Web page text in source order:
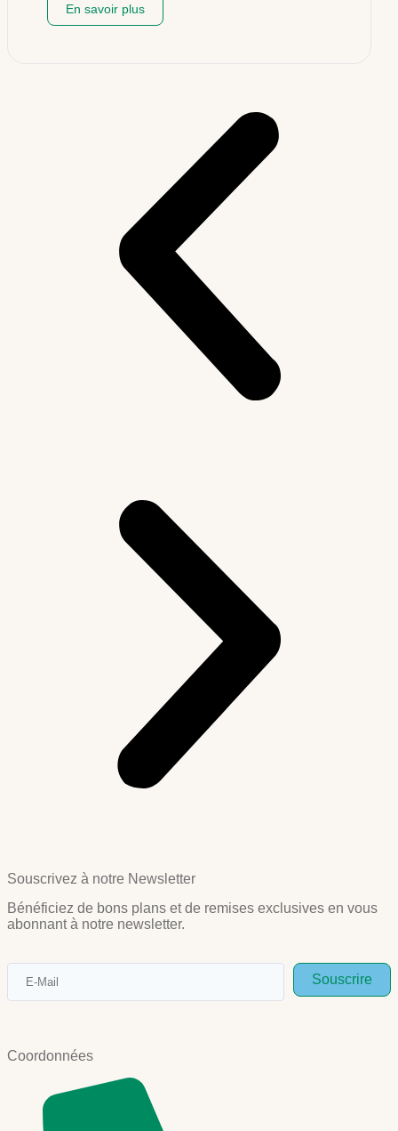
En savoir plus
Souscrivez à notre Newsletter
Bénéficiez de bons plans et de remises exclusives en vous
abonnant à notre newsletter.
Souscrire
Coordonnées